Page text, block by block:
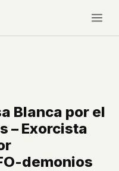
Blanca por el
– Exorcista
demonios